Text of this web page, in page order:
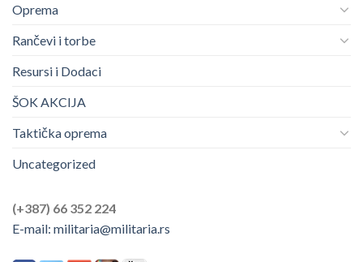
Oprema
Rančevi i torbe
Resursi i Dodaci
ŠOK AKCIJA
Taktička oprema
Uncategorized
(+387) 66 352 224
E-mail: militaria@militaria.rs